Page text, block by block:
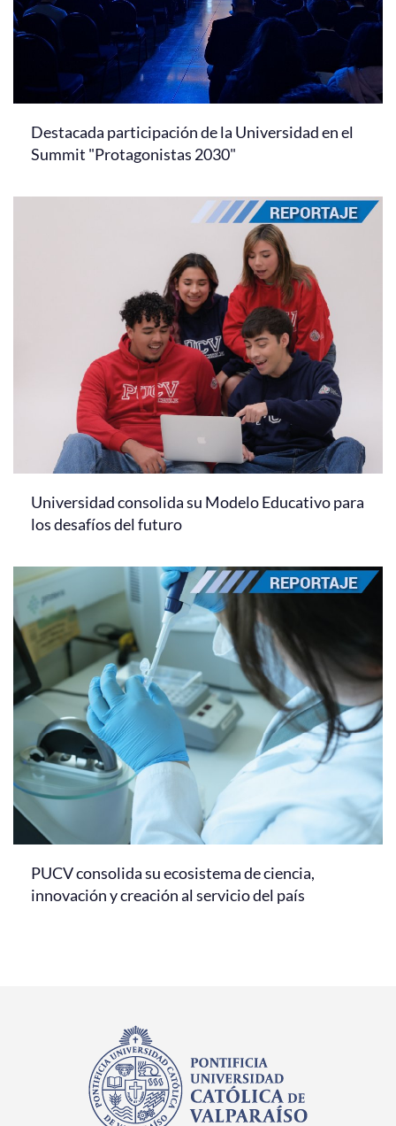
Destacada participación de la Universidad en el
Summit "Protagonistas 2030"
Universidad consolida su Modelo Educativo para
los desafíos del futuro
PUCV consolida su ecosistema de ciencia,
innovación y creación al servicio del país